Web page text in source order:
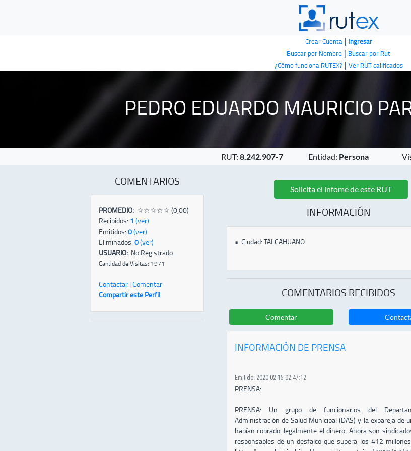
Crear Cuenta| Ingresar
Buscar por Nombre | Buscar por Rut
¿Cómo funciona RUTEX?| Ver RUT calificados
PEDRO EDUARDO MAURICIO
RUT:8.242.907-7 Entidad: Persona
COMENTARIOS
PROMEDIO: ☆☆☆☆☆ (0,00)
Recibidos: 1 (ver)
Emitidos:0(ver)
Eliminados:0(ver)
USUARIO: No Registrado
Cantidad de Visitas: 1971
Contactar|Comentar
Compartir este Perfil
Solicita el infome de este RUT
INFORMACIÓN
• Ciudad: TALCAHUANO.
COMENTARIOS RECIBIDOS
Comentar
INFORMACIÓN DE PRENSA
Emitido: 2020-02-15 02:47:12
PRENSA:
PRENSA: Un grupo de funcionarios del
Administración de Salud Municipal (DAS) y la expareja de
habían cobrado ilegalmente el dinero. Ahora son
responsables de un desfalco que supera los 412